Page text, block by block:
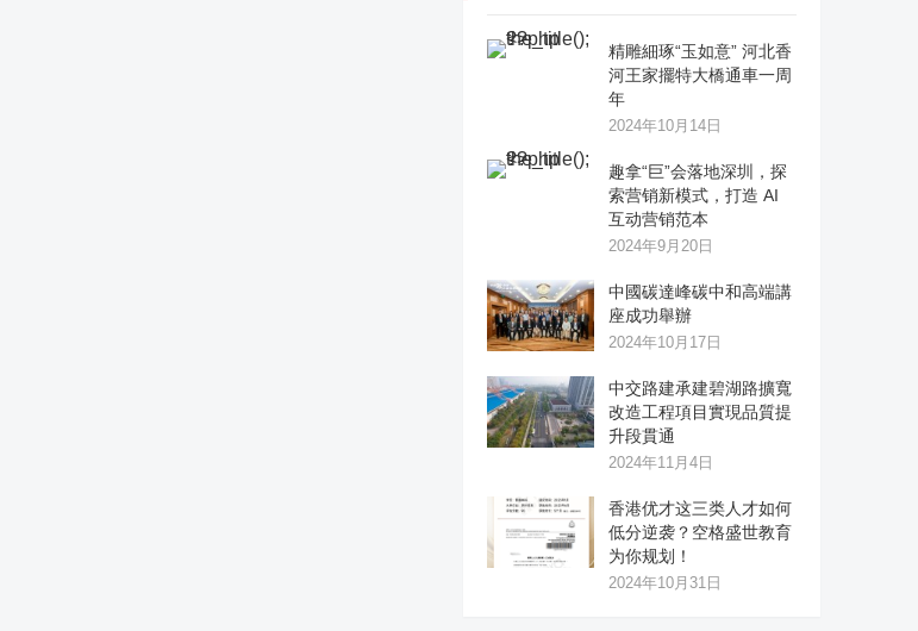
精雕細琢“玉如意” 河北香
河王家擺特大橋通車一周
年
2024年10月14日
趣拿“巨”会落地深圳，探
索营销新模式，打造 AI
互动营销范本
2024年9月20日
中國碳達峰碳中和高端講
座成功舉辦
2024年10月17日
中交路建承建碧湖路擴寬
改造工程項目實現品質提
升段貫通
2024年11月4日
香港优才这三类人才如何
低分逆袭？空格盛世教育
为你规划！
2024年10月31日